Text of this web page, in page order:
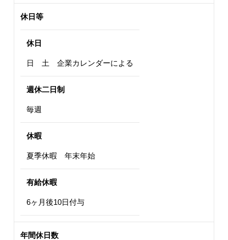
休日等
休日
日 土 企業カレンダーによる
週休二日制
毎週
休暇
夏季休暇 年末年始
有給休暇
6ヶ月後10日付与
年間休日数